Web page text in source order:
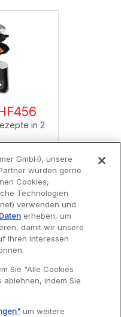
in 2
GmbH), unsere
würden gerne
Cookies,
Technologien
verwenden und
erheben, um
damit wir unsere
Ihren Interessen
Sie "Alle Cookies
indem Sie
um weitere